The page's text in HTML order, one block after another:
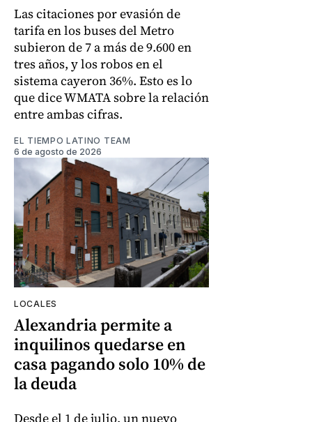
Las citaciones por evasión de
tarifa en los buses del Metro
subieron de 7 a más de 9.600 en
tres años, y los robos en el
sistema cayeron 36%. Esto es lo
que dice WMATA sobre la relación
entre ambas cifras.
EL TIEMPO LATINO TEAM
6 de agosto de 2026
LOCALES
Alexandria permite a
inquilinos quedarse en
casa pagando solo 10% de
la deuda
Desde el 1 de julio, un nuevo